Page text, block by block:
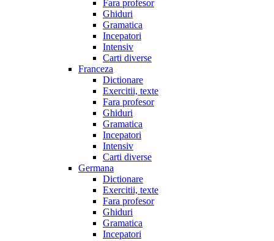
Fara profesor
Ghiduri
Gramatica
Incepatori
Intensiv
Carti diverse
Franceza
Dictionare
Exercitii, texte
Fara profesor
Ghiduri
Gramatica
Incepatori
Intensiv
Carti diverse
Germana
Dictionare
Exercitii, texte
Fara profesor
Ghiduri
Gramatica
Incepatori